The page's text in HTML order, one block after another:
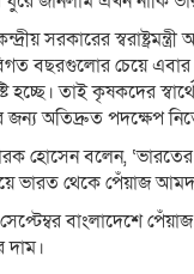
সরকারের
বছরগুলোর চেয়ে
হচ্ছে। তাই কৃষকদের
জন্য অতিদ্রুত পদক্ষেপ
হোসেন বলেন,
ভারত থেকে পেঁয়াজ
বাংলাদেশে
দাম।